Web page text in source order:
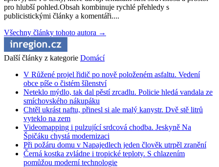
pro hlubší pohled.Obsah kombinuje rychlé přehledy s
publicistickými články a komentáři....
Všechny články tohoto autora →
Další články z kategorie Domácí
V Růžené projel řidič po nově položeném asfaltu. Vedení
obce píše o čistém šílenství
Neteklo mýdlo, tak dal pěstí zrcadlu. Policie hledá vandala ze
smíchovského nákupáku
Chtěl ukrást naftu, přinesl si ale malý kanystr. Dvě stě litrů
vyteklo na zem
Videomapping i pulzující srdcová chodba. Jeskyně Na
Špičáku chystá modernizaci
Při požáru domu v Napajedlech jeden člověk utrpěl zranění
Černá kostka zvládne i tropické teploty. S chlazením
pomůžou moderní technologie